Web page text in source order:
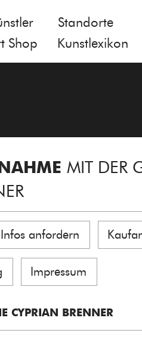
Standorte
Shop
Kunstlexikon
MIT DER
Infos anfordern
Impressum
CYPRIAN BRENNER